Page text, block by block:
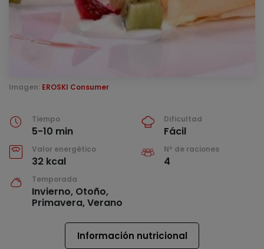
Imagen: EROSKI Consumer
Tiempo
5-10 min
Dificultad
Fácil
Valor energético
32 kcal
Nº de raciones
4
Temporada
Invierno, Otoño,
Primavera, Verano
Información nutricional